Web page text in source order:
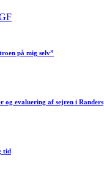
på mig selv”
og evaluering af sejren i Randers
tid